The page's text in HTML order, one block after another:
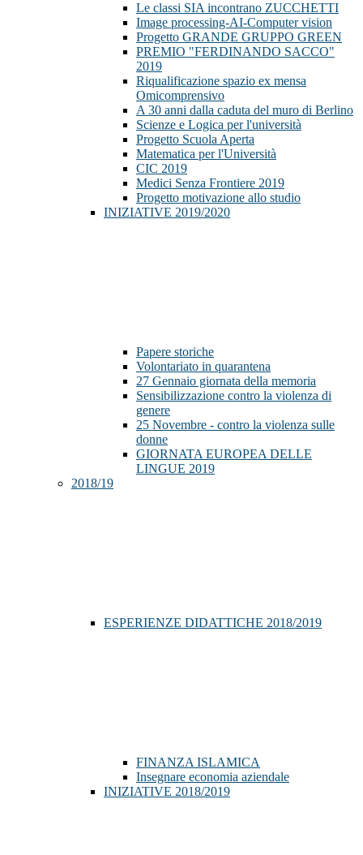
Le classi SIA incontrano ZUCCHETTI
Image processing-AI-Computer vision
Progetto GRANDE GRUPPO GREEN
PREMIO "FERDINANDO SACCO"
2019
Riqualificazione spazio ex mensa
Omicomprensivo
A 30 anni dalla caduta del muro di Berlino
Scienze e Logica per l'università
Progetto Scuola Aperta
Matematica per l'Università
CIC 2019
Medici Senza Frontiere 2019
Progetto motivazione allo studio
INIZIATIVE 2019/2020
Papere storiche
Volontariato in quarantena
27 Gennaio giornata della memoria
Sensibilizzazione contro la violenza di
genere
25 Novembre - contro la violenza sulle
donne
GIORNATA EUROPEA DELLE
LINGUE 2019
2018/19
ESPERIENZE DIDATTICHE 2018/2019
FINANZA ISLAMICA
Insegnare economia aziendale
INIZIATIVE 2018/2019